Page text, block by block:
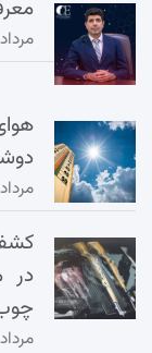
مرداد ۳, ۱۴۰۵
مرداد ۳, ۱۴۰۵
در
مرداد ۳, ۱۴۰۵